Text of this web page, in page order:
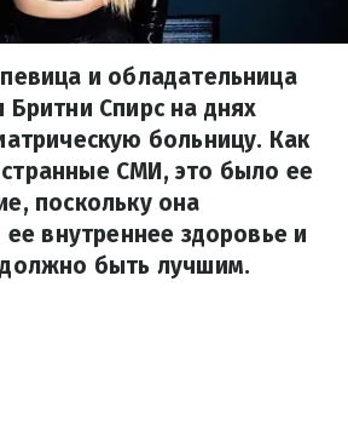
и обладательница
Бритни Спирс на днях
больницу. Как
СМИ, это было ее
поскольку она
ее внутреннее здоровье и
быть лучшим.